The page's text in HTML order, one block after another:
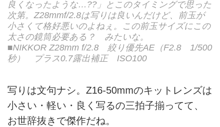
良くなったような…??」とこのタイミングで思った
次第。Z28mmf/2.8は写りは良いんだけど、前玉が
小さくて格好悪いのよねぇ。この前玉サイズにこの
太さの鏡筒必要ある？ みたいな。
■NIKKOR Z28mm f/2.8 絞り優先AE（F2.8 1/500
秒） プラス0.7露出補正 ISO100
写りは文句ナシ。Z16-50mmのキットレンズは
小さい・軽い・良く写るの三拍子揃ってて、
お世辞抜きで傑作だね。